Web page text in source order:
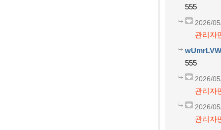
555
2026/
관리자
555
2026/
관리자
2026/
관리자